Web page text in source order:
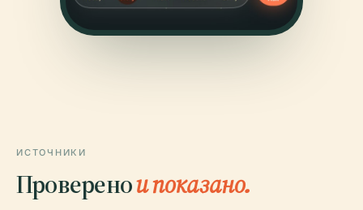
ИСТОЧНИКИ
Проверенои показано.